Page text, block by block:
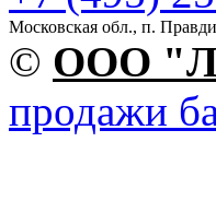
Московская обл., п.
© OOO
продажи